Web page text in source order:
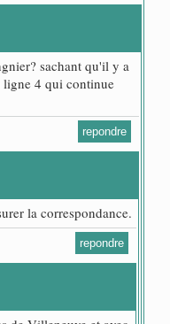
sachant qu'il y a
ligne 4 qui continue
repondre
la correspondance.
repondre